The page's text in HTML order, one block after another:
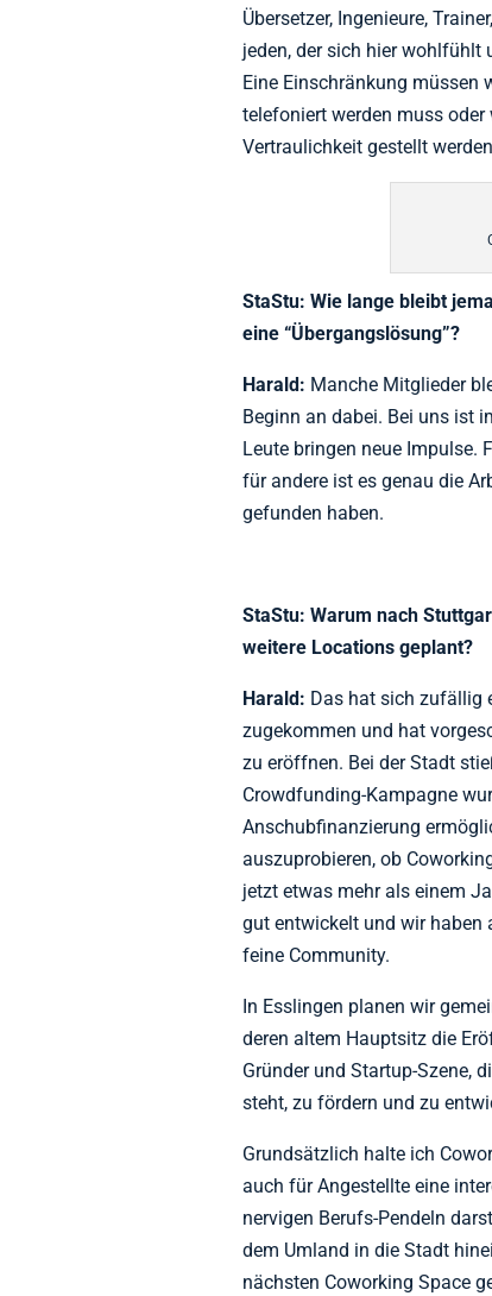
Übersetzer, Ingenieure,
jeden, der sich hier wohlfühlt
Eine Einschränkung müssen
telefoniert werden muss
Vertraulichkeit gestellt
StaStu: Wie lange bleibt
eine “Übergangslösung”?
Harald: Manche Mitglieder
Beginn an dabei. Bei uns ist
Leute bringen neue Impulse.
für andere ist es genau die
gefunden haben.
StaStu: Warum nach
weitere Locations geplant?
Harald: Das hat sich zufällig
zugekommen und hat
zu eröffnen. Bei der Stadt
Crowdfunding-Kampagne
Anschubfinanzierung
auszuprobieren, ob
jetzt etwas mehr als einem
gut entwickelt und wir haben
feine Community.
In Esslingen planen wir
deren altem Hauptsitz die
Gründer und Startup-Szene,
steht, zu fördern und zu
Grundsätzlich halte ich
auch für Angestellte eine
nervigen Berufs-Pendeln
dem Umland in die Stadt
nächsten Coworking Space